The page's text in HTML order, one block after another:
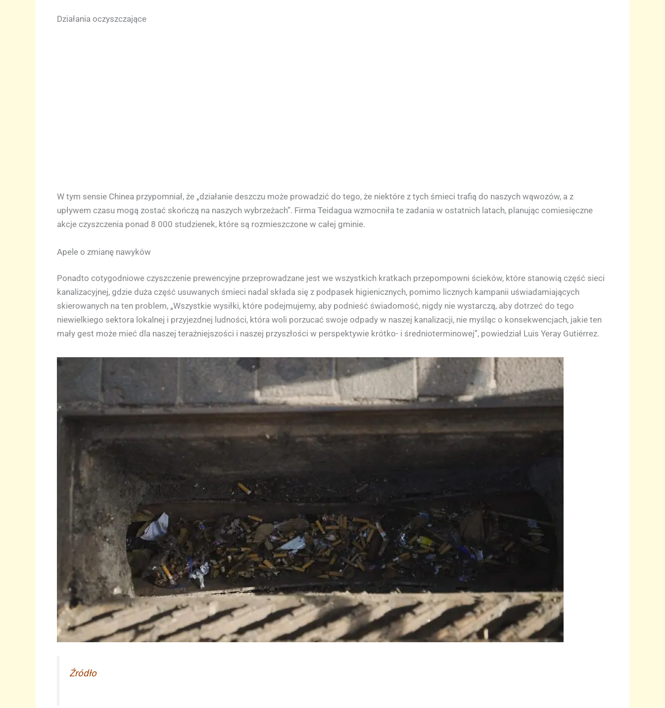
Działania oczyszczające
W tym sensie Chinea przypomniał, że „działanie deszczu może prowadzić do tego, że niektóre z tych śmieci trafią do naszych wąwozów, a z
upływem czasu mogą zostać skończą na naszych wybrzeżach”. Firma Teidagua wzmocniła te zadania w ostatnich latach, planując comiesięczne
akcje czyszczenia ponad 8 000 studzienek, które są rozmieszczone w całej gminie.
Apele o zmianę nawyków
Ponadto cotygodniowe czyszczenie prewencyjne przeprowadzane jest we wszystkich kratkach przepompowni ścieków, które stanowią część sieci
kanalizacyjnej, gdzie duża część usuwanych śmieci nadal składa się z podpasek higienicznych, pomimo licznych kampanii uświadamiających
skierowanych na ten problem, „Wszystkie wysiłki, które podejmujemy, aby podnieść świadomość, nigdy nie wystarczą, aby dotrzeć do tego
niewielkiego sektora lokalnej i przyjezdnej ludności, która woli porzucać swoje odpady w naszej kanalizacji, nie myśląc o konsekwencjach, jakie ten
mały gest może mieć dla naszej teraźniejszości i naszej przyszłości w perspektywie krótko- i średnioterminowej”, powiedział Luis Yeray Gutiérrez.
Źródło